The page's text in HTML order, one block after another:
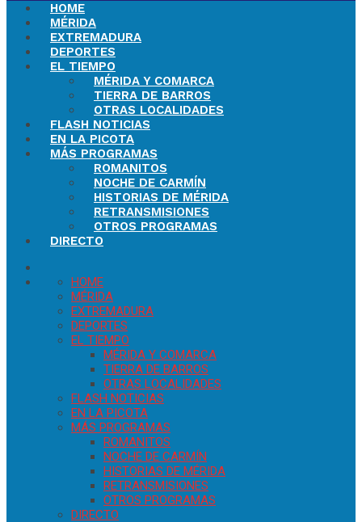
HOME
MÉRIDA
EXTREMADURA
DEPORTES
EL TIEMPO
MÉRIDA Y COMARCA
TIERRA DE BARROS
OTRAS LOCALIDADES
FLASH NOTICIAS
EN LA PICOTA
MÁS PROGRAMAS
ROMANITOS
NOCHE DE CARMÍN
HISTORIAS DE MÉRIDA
RETRANSMISIONES
OTROS PROGRAMAS
DIRECTO
HOME
MÉRIDA
EXTREMADURA
DEPORTES
EL TIEMPO
MÉRIDA Y COMARCA
TIERRA DE BARROS
OTRAS LOCALIDADES
FLASH NOTICIAS
EN LA PICOTA
MÁS PROGRAMAS
ROMANITOS
NOCHE DE CARMÍN
HISTORIAS DE MÉRIDA
RETRANSMISIONES
OTROS PROGRAMAS
DIRECTO